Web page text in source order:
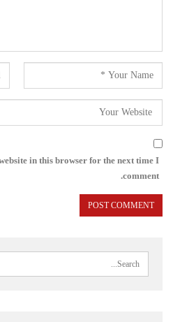
in this browser for the next time I
comment.